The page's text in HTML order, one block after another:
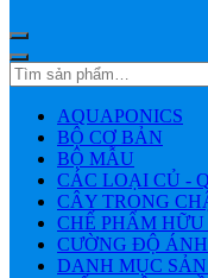
AQUAPONICS
BỘ CƠ BẢN
BỘ MẪU
CÁC LOẠI CỦ -
CÂY TRONG
CHẾ PHẨM HỮU
CƯỜNG ĐỘ
DANH MỤC